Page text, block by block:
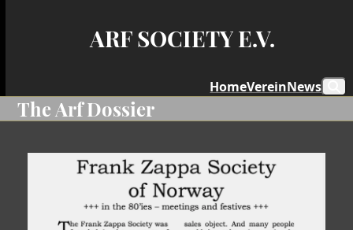
ARF SOCIETY E.V.
HomeVereinNews
The Arf Dossier